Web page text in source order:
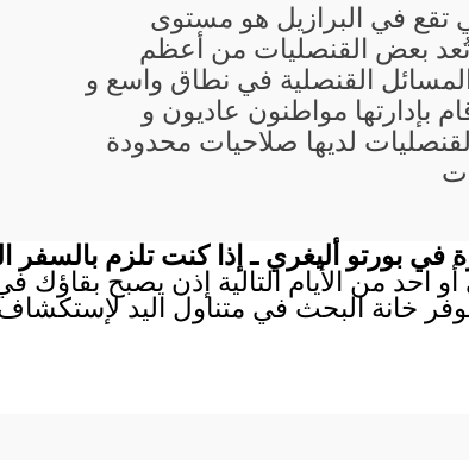
تقع في البرازيل هو مستوى
بعض القنصليات من أعظم
القنصلية في نطاق واسع و
بإدارتها مواطنون عاديون و
لديها صلاحيات محدودة
بورتو أليغري ـ إذا كنت تلزم بالسفر
أو احد من الأيام التالية إذن يصبح
خانة البحث في متناول اليد